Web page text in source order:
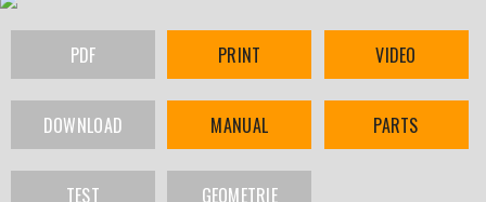
PDF PRINT VIDEO
DOWNLOAD MANUAL PARTS
TEST GEOMETRIE